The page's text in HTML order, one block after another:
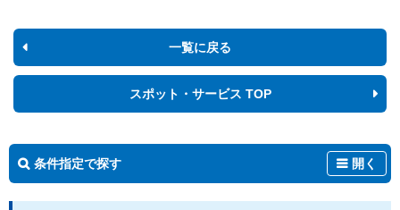
一覧に戻る
スポット・サービス TOP
条件指定で探す 開く